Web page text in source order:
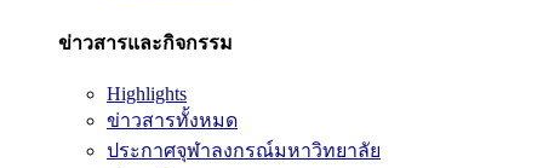
ข่าวสารและกิจกรรม
Highlights
ข่าวสารทั้งหมด
ประกาศจุฬาลงกรณ์มหาวิทยาลัย